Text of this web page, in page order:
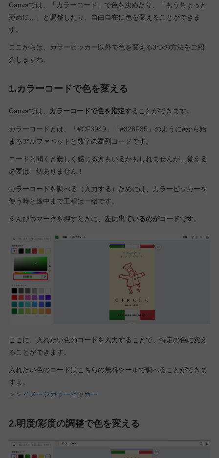
Canvaでは、「カラーコード」で色を決めたり、「もうちょっと
薄めに…」と調整したり、自由自在に色を変えることができま
す。
ここからは、カラーピッカー以外で色を変える3つの方法をご紹
介しますね。
1.カラーコードで色を変える
Canvaでは、 カラーコードで色を指定することができます。
カラーコードとは、「#CF3949」「#328F35」のように#から始
まるアルファベットと数字の羅列コードです。
コードと聞くと難しく感じる方もいるかもしれませんが…覚える
必要は一切ありません！
カラーコードを調べる（入力する）ためには、カラーピッカーを
使う時と途中まで工程は一緒です。
えんぴつマークを押すときに、 左に出ているのがコードです。
ここに、入れたい色のコードを入力することで、特定の色に変え
ることができます。
入れたい色のコードはこちらの無料ツールで調べることができま
すよ。
＞＞イメージカラーピッカー
2.明度/彩度の調整で色を変える